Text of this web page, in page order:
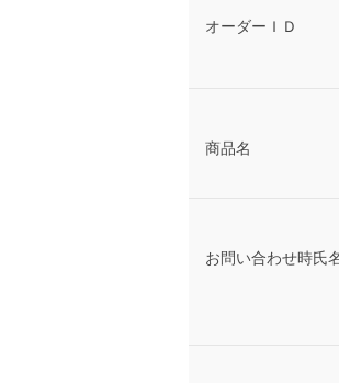
オーダーＩＤ
商品名
お問い合わせ時氏